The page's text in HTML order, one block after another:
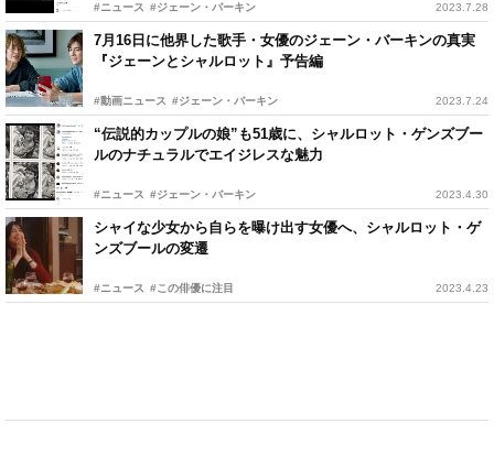
#ニュース #ジェーン・バーキン 2023.7.28
7月16日に他界した歌手・女優のジェーン・バーキンの真実
『ジェーンとシャルロット』予告編
#動画ニュース #ジェーン・バーキン 2023.7.24
“伝説的カップルの娘”も51歳に、シャルロット・ゲンズブー
ルのナチュラルでエイジレスな魅力
#ニュース #ジェーン・バーキン 2023.4.30
シャイな少女から自らを曝け出す女優へ、シャルロット・ゲ
ンズブールの変遷
#ニュース #この俳優に注目 2023.4.23